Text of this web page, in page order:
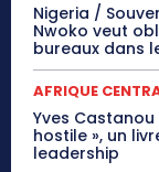
Nigeria /
Nwoko veut
bureaux dans
AFRIQUE
Yves
hostile », un
leadership